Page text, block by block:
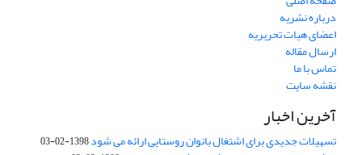
درباره نشریه
اعضای هیات تحریریه
ارسال مقاله
تماس با ما
نقشه سایت
آخرین اخبار
تسهیلات جدیدی برای اشتغال بانوان روستایی ارائه می شود1398-02-03